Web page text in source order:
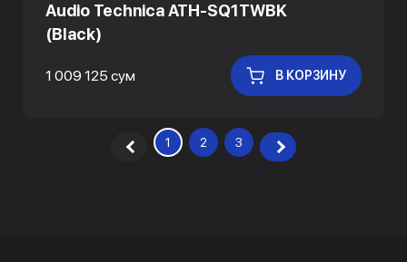
Audio Technica ATH-SQ1TWBK
(Black)
1 009 125 сум В КОРЗИНУ
1 2 3